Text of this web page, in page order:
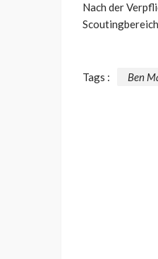
Nach der
Tags : Ben